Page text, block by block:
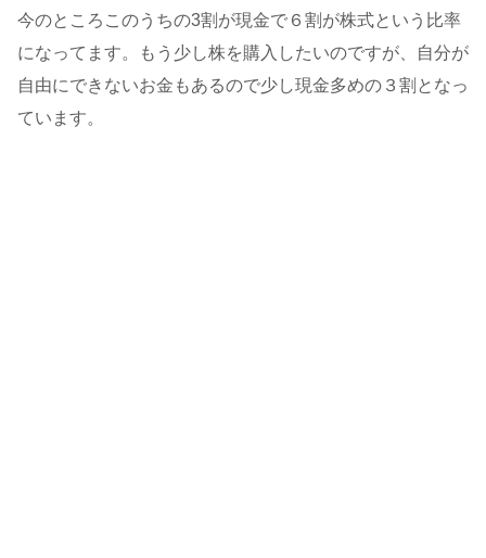
今のところこのうちの3割が現金で６割が株式という比率
になってます。もう少し株を購入したいのですが、自分が
自由にできないお金もあるので少し現金多めの３割となっ
ています。